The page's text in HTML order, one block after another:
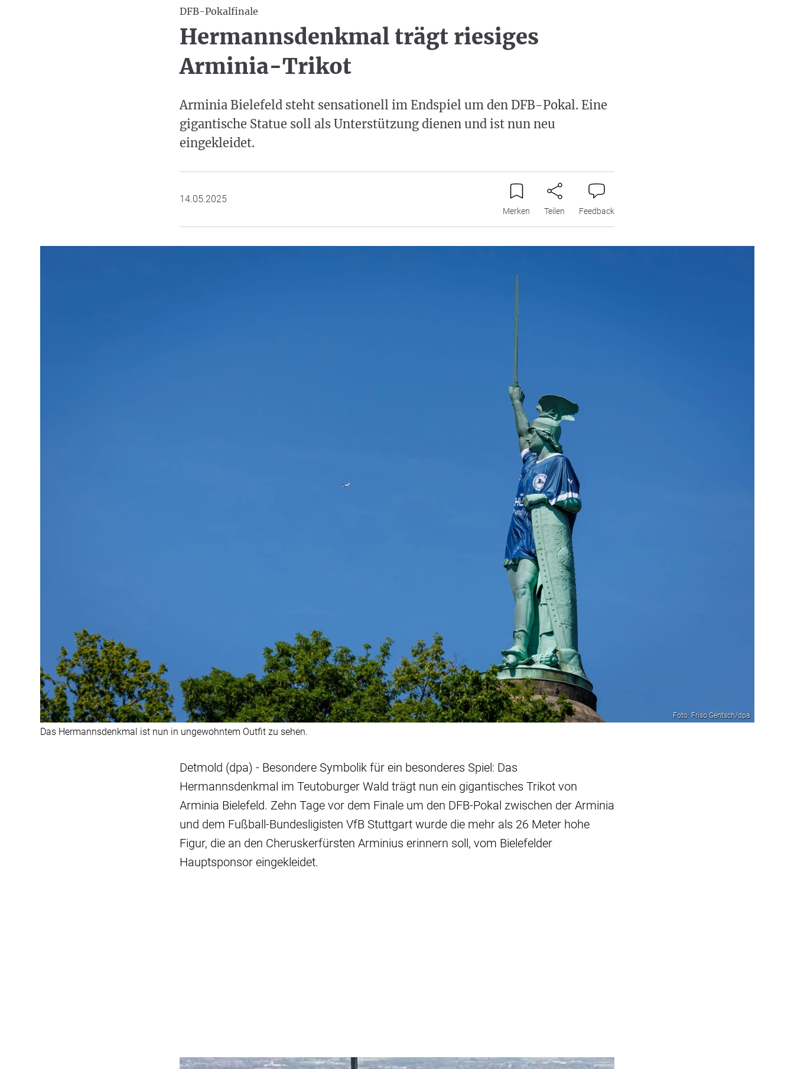
DFB-Pokalfinale
Hermannsdenkmal trägt riesiges
Arminia-Trikot
Arminia Bielefeld steht sensationell im Endspiel um den DFB-Pokal. Eine
gigantische Statue soll als Unterstützung dienen und ist nun neu
eingekleidet.
14.05.2025
Merken Teilen Feedback
Foto: Friso Gentsch/dpa
Das Hermannsdenkmal ist nun in ungewohntem Outfit zu sehen.
Detmold (dpa) - Besondere Symbolik für ein besonderes Spiel: Das
Hermannsdenkmal im Teutoburger Wald trägt nun ein gigantisches Trikot von
Arminia Bielefeld. Zehn Tage vor dem Finale um den DFB-Pokal zwischen der Arminia
und dem Fußball-Bundesligisten VfB Stuttgart wurde die mehr als 26 Meter hohe
Figur, die an den Cheruskerfürsten Arminius erinnern soll, vom Bielefelder
Hauptsponsor eingekleidet.